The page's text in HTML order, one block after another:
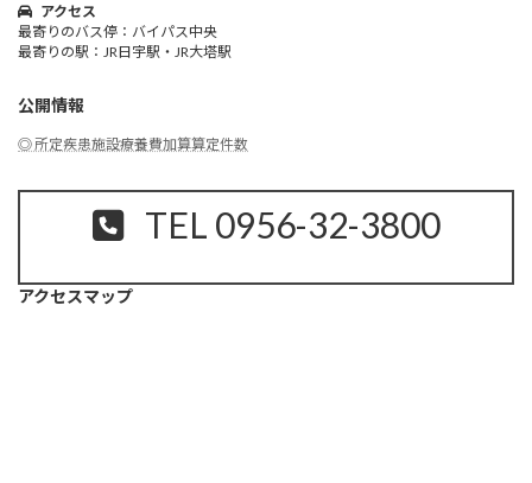
アクセス
最寄りのバス停：バイパス中央
最寄りの駅：JR日宇駅・JR大塔駅
公開情報
◎ 所定疾患施設療養費加算算定件数
TEL 0956-32-3800
アクセスマップ